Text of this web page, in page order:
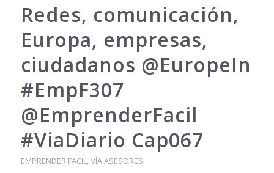
Redes, comunicación,
Europa, empresas,
ciudadanos @EuropeIn
#EmpF307
@EmprenderFacil
#ViaDiario Cap067
EMPRENDER FACIL,VÍA ASESORES